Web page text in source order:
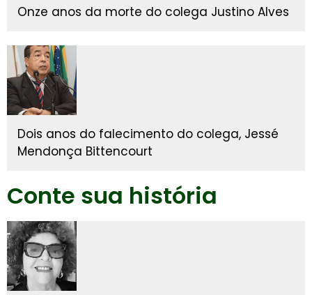
Onze anos da morte do colega Justino Alves
Dois anos do falecimento do colega, Jessé
Mendonça Bittencourt
Conte sua história